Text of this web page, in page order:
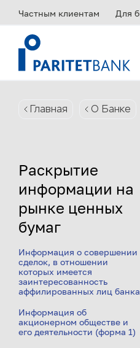
Частным клиентам Для
Главная О Банке
Раскрытие
информации на
рынке ценных
бумаг
Информация о совершении
сделок, в отношении
которых имеется
заинтересованность
аффилированных лиц банка
Информация об
акционерном обществе и
его деятельности (форма 1)